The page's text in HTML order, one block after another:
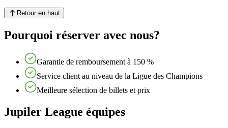
Retour en haut
Pourquoi réserver avec nous?
Garantie de remboursement à 150 %
Service client au niveau de la Ligue des Champions
Meilleure sélection de billets et prix
Jupiler League équipes